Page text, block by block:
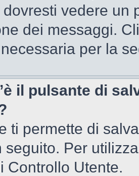
vedere un
dei messaggi.
per la
il pulsante di
ti permette di
seguito. Per
Controllo Utente.